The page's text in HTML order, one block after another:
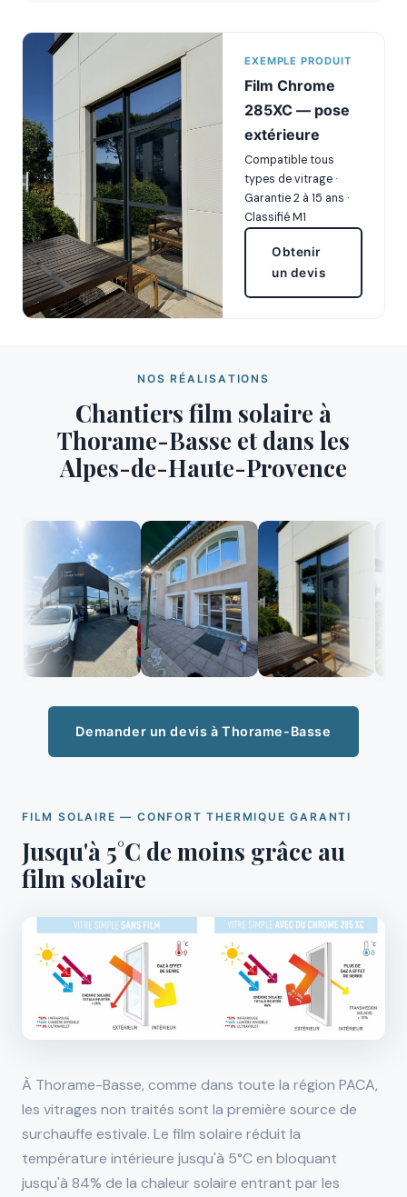
EXEMPLE PRODUIT
Film Chrome
285XC — pose
extérieure
Compatible tous
types de vitrage ·
Garantie 2 à 15 ans ·
Classifié M1
Obtenir
un devis
NOS RÉALISATIONS
Chantiers film solaire à
Thorame-Basse et dans les
Alpes-de-Haute-Provence
Demander un devis à Thorame-Basse
FILM SOLAIRE — CONFORT THERMIQUE GARANTI
Jusqu'à 5°C de moins grâce au
film solaire
À Thorame-Basse, comme dans toute la région PACA,
les vitrages non traités sont la première source de
surchauffe estivale. Le film solaire réduit la
température intérieure jusqu'à 5°C en bloquant
jusqu'à 84% de la chaleur solaire entrant par les